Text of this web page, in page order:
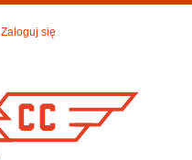
Zaloguj się